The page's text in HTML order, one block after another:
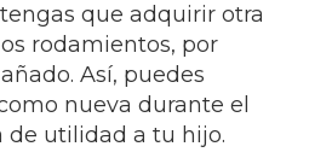
que adquirir otra
rodamientos, por
Así, puedes
nueva durante el
de utilidad a tu hijo.